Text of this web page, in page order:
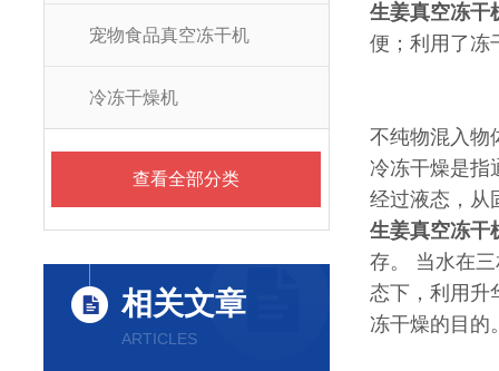
宠物食品真空冻干机
冷冻干燥机
查看全部分类
相关文章
ARTICLES
生姜真空冻干
便；利用了冻
不纯物混入物
冷冻干燥是指
经过液态，从
生姜真空冻干
存。 当水在
态下，利用升
冻干燥的目